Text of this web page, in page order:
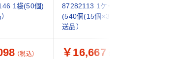
1袋(50個)
87282113 1ケース
(540個(15個×36)（直
送品）
（税込） ￥16,667